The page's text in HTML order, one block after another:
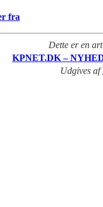
fra
Dette er en
KPNET.DK –
Udgives af